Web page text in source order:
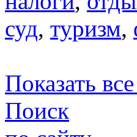
суд, туризм,
Показать
Поиск